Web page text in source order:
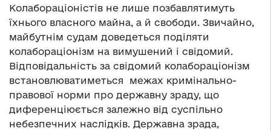
Колабораціоністів не лише позбавлятимуть
їхнього власного майна, а й свободи. Звичайно,
майбутнім судам доведеться поділяти
колабораціонізм на вимушений і свідомий.
Відповідальність за свідомий колабораціонізм
встановлюватиметься межах кримінально-
правової норми про державну зраду, що
диференціюється залежно від суспільно
небезпечних наслідків. Державна зрада,